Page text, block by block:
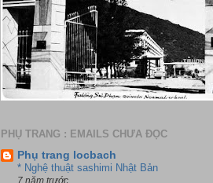
PHỤ TRANG : EMAILS CHƯA ĐỌC
Phụ trang locbach
* Nghệ thuật sashimi Nhật Bản
7 năm trước